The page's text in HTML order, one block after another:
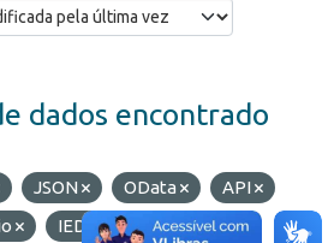
dados encontrado
JSON OData
API
IED
RDE